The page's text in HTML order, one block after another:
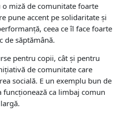
miză de comunitate foarte
pune accent pe solidaritate și
ceea ce îl face foarte
de săptămână.
pentru copii, cât și pentru
de comunitate care
socială. E un exemplu bun de
ca limbaj comun